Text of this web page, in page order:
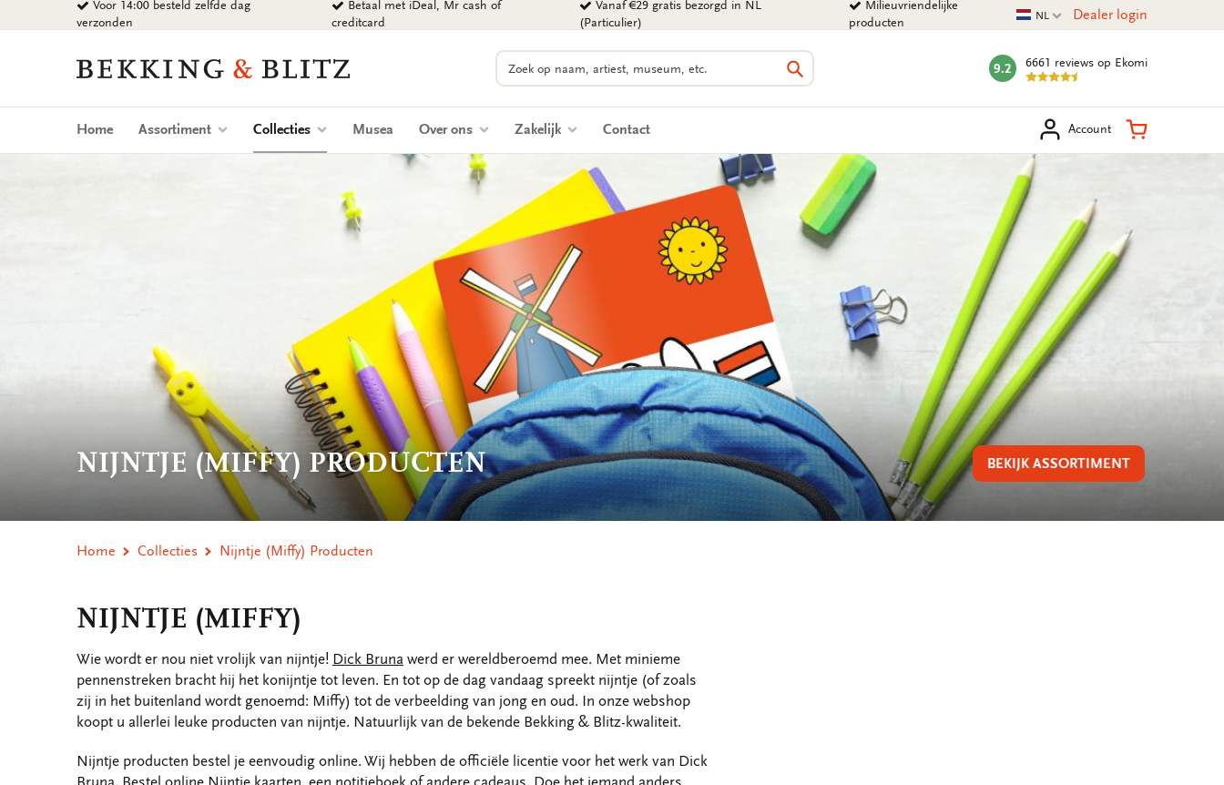
naar
Voor 14:00 besteld zelfde dag
verzonden
Betaal met iDeal, Mr cash of
creditcard
Vanaf €29 gratis bezorgd in NL
(Particulier)
Milieuvriendelijke
producten
Huidige taal
NL Dealer login
Bekking
Blitz
Uitgevers
Zoeken
Zoeken
mark:
9.2 6661 reviews op Ekomi
Home Assortiment Collecties (current)Musea Over ons Zakelijk Contact Account Winkelmand
NIJNTJE (MIFFY) PRODUCTEN BEKIJK ASSORTIMENT
Home Collecties Nijntje (Miffy) Producten
NIJNTJE (MIFFY)
Wie wordt er nou niet vrolijk van nijntje! Dick Bruna werd er wereldberoemd mee. Met minieme
pennenstreken bracht hij het konijntje tot leven. En tot op de dag vandaag spreekt nijntje (of zoals
zij in het buitenland wordt genoemd: Miffy) tot de verbeelding van jong en oud. In onze webshop
koopt u allerlei leuke producten van nijntje. Natuurlijk van de bekende Bekking & Blitz-kwaliteit.
Nijntje producten bestel je eenvoudig online. Wij hebben de officiële licentie voor het werk van Dick
Bruna. Bestel online Nijntje kaarten, een notitieboek of andere cadeaus. Doe het iemand anders